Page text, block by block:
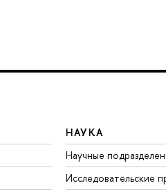
НАУКА
Научные
Исследовательские